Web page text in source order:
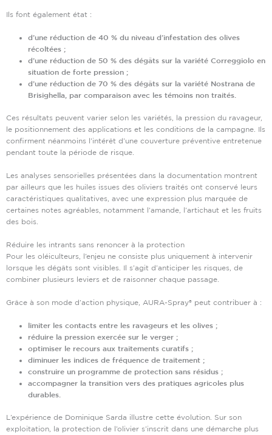
Ils font également état :
d’une réduction de 40 % du niveau d’infestation des olives
récoltées ;
d’une réduction de 50 % des dégâts sur la variété Correggiolo en
situation de forte pression ;
d’une réduction de 70 % des dégâts sur la variété Nostrana de
Brisighella, par comparaison avec les témoins non traités.
Ces résultats peuvent varier selon les variétés, la pression du ravageur,
le positionnement des applications et les conditions de la campagne. Ils
confirment néanmoins l’intérêt d’une couverture préventive entretenue
pendant toute la période de risque.
Les analyses sensorielles présentées dans la documentation montrent
par ailleurs que les huiles issues des oliviers traités ont conservé leurs
caractéristiques qualitatives, avec une expression plus marquée de
certaines notes agréables, notamment l’amande, l’artichaut et les fruits
des bois.
Réduire les intrants sans renoncer à la protection
Pour les oléiculteurs, l’enjeu ne consiste plus uniquement à intervenir
lorsque les dégâts sont visibles. Il s’agit d’anticiper les risques, de
combiner plusieurs leviers et de raisonner chaque passage.
Grâce à son mode d’action physique, AURA-Spray® peut contribuer à :
limiter les contacts entre les ravageurs et les olives ;
réduire la pression exercée sur le verger ;
optimiser le recours aux traitements curatifs ;
diminuer les indices de fréquence de traitement ;
construire un programme de protection sans résidus ;
accompagner la transition vers des pratiques agricoles plus
durables.
L’expérience de Dominique Sarda illustre cette évolution. Sur son
exploitation, la protection de l’olivier s’inscrit dans une démarche plus